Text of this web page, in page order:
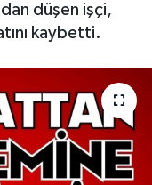
düşen işçi,
kaybetti.